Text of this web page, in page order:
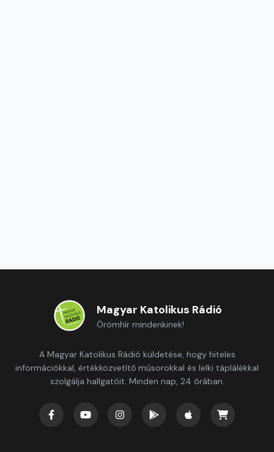
Magyar Katolikus Rádió
Örömhír mindenkinek!
A Magyar Katolikus Rádió küldetése, hogy hiteles
információkkal, értékközvetítő műsorokkal és lelki táplálékkal
szolgálja hallgatóit. Minden nap, 24 órában.